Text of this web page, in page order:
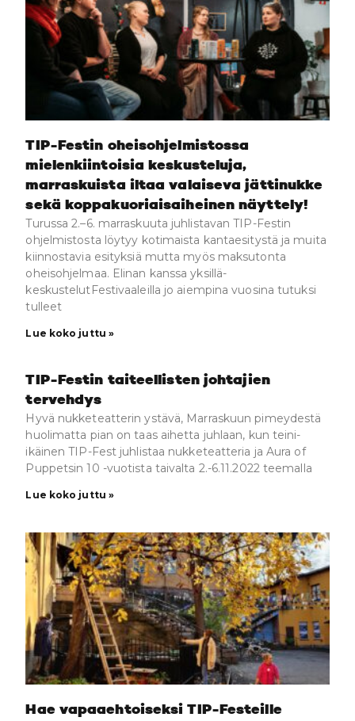
TIP-Festin oheisohjelmistossa
mielenkiintoisia keskusteluja,
marraskuista iltaa valaiseva jättinukke
sekä koppakuoriaisaiheinen näyttely!
Turussa 2.–6. marraskuuta juhlistavan TIP-Festin
ohjelmistosta löytyy kotimaista kantaesitystä ja muita
kiinnostavia esityksiä mutta myös maksutonta
oheisohjelmaa. Elinan kanssa yksillä-
keskustelutFestivaaleilla jo aiempina vuosina tutuksi
tulleet
Lue koko juttu »
TIP-Festin taiteellisten johtajien
tervehdys
Hyvä nukketeatterin ystävä, Marraskuun pimeydestä
huolimatta pian on taas aihetta juhlaan, kun teini-
ikäinen TIP-Fest juhlistaa nukketeatteria ja Aura of
Puppetsin 10 -vuotista taivalta 2.-6.11.2022 teemalla
Lue koko juttu »
Hae vapaaehtoiseksi TIP-Festeille